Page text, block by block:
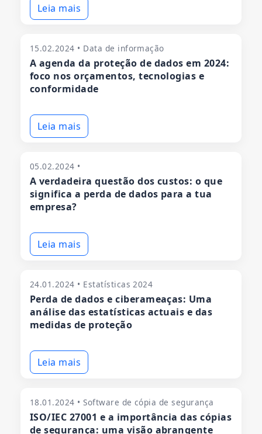
Leia mais
15.02.2024 • Data de informação
A agenda da proteção de dados em 2024:
foco nos orçamentos, tecnologias e
conformidade
Leia mais
05.02.2024 •
A verdadeira questão dos custos: o que
significa a perda de dados para a tua
empresa?
Leia mais
24.01.2024 • Estatísticas 2024
Perda de dados e ciberameaças: Uma
análise das estatísticas actuais e das
medidas de proteção
Leia mais
18.01.2024 • Software de cópia de segurança
ISO/IEC 27001 e a importância das cópias
de segurança: uma visão abrangente